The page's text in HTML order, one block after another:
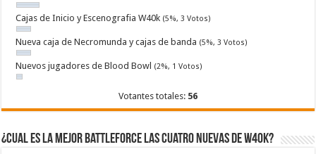
Cajas de Inicio y Escenografia W40k (5%, 3 Votos)
Nueva caja de Necromunda y cajas de banda (5%, 3 Votos)
Nuevos jugadores de Blood Bowl (2%, 1 Votos)
Votantes totales: 56
¿Cual es la mejor Battleforce las cuatro nuevas de W40k?